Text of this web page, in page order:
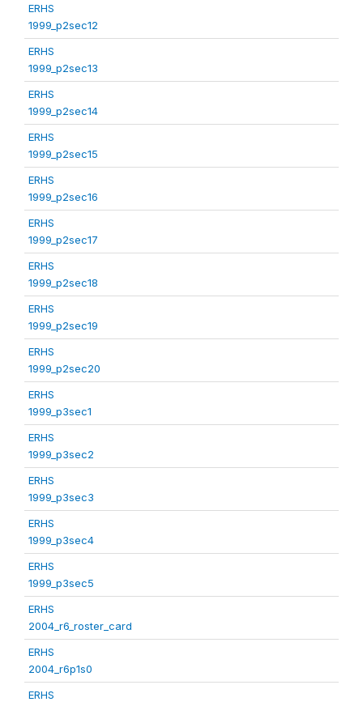
ERHS
1999_p2sec12
ERHS
1999_p2sec13
ERHS
1999_p2sec14
ERHS
1999_p2sec15
ERHS
1999_p2sec16
ERHS
1999_p2sec17
ERHS
1999_p2sec18
ERHS
1999_p2sec19
ERHS
1999_p2sec20
ERHS
1999_p3sec1
ERHS
1999_p3sec2
ERHS
1999_p3sec3
ERHS
1999_p3sec4
ERHS
1999_p3sec5
ERHS
2004_r6_roster_card
ERHS
2004_r6p1s0
ERHS